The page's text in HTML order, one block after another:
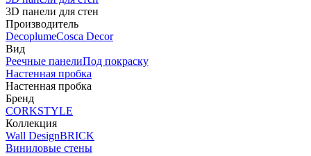
3D панели для стен
Производитель
DecoplumeCosca Decor
Вид
Реечные панелиПод покраску
Настенная пробка
Настенная пробка
Бренд
CORKSTYLE
Коллекция
Wall DesignBRICK
Виниловые стены